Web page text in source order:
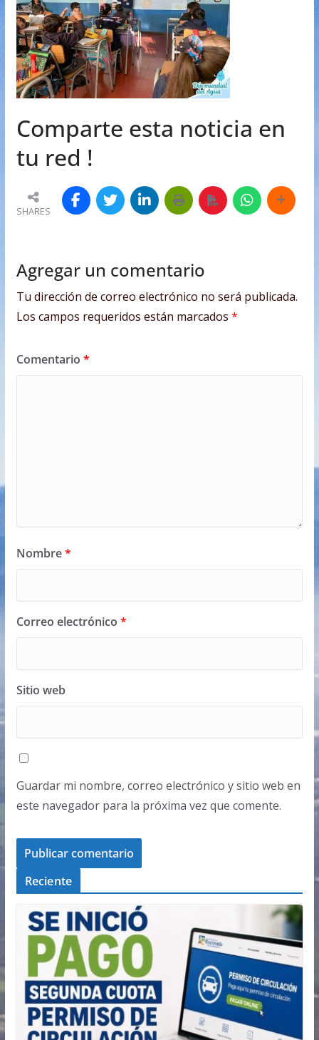
Comparte esta noticia en
tu red !
SHARES
Agregar un comentario
Tu dirección de correo electrónico no será publicada.
Los campos requeridos están marcados *
Comentario *
Nombre*
Correo electrónico *
Sitio web
Guardar mi nombre, correo electrónico y sitio web en
este navegador para la próxima vez que comente.
Reciente